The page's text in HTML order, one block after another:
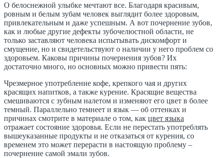
О белоснежной улыбке мечтают все. Благодаря красивым,
ровным и белым зубам человек выглядит более здоровым,
привлекательным и даже успешным. А вот почернение зубов,
как и любые другие дефекты зубочелюстной области, не
только заставляют человека испытывать дискомфорт и
смущение, но и свидетельствуют о наличии у него проблем со
здоровьем. Каковы причины почернения зубов? Их
достаточно много, но основных можно привести пять:
Чрезмерное употребление кофе, крепкого чая и других
красящих напитков, а также курение. Красящие вещества
смешиваются с зубным налетом и изменяют его цвет в более
темный. Параллельно темнеет и язык — об оттенках и
причинах смотрите в материале о том, как цвет языка
отражает состояние здоровья. Если не перестать употреблять
вышеуказанные продукты и не отказаться от курения, со
временем это может перерасти в настоящую проблему –
почернение самой эмали зубов.